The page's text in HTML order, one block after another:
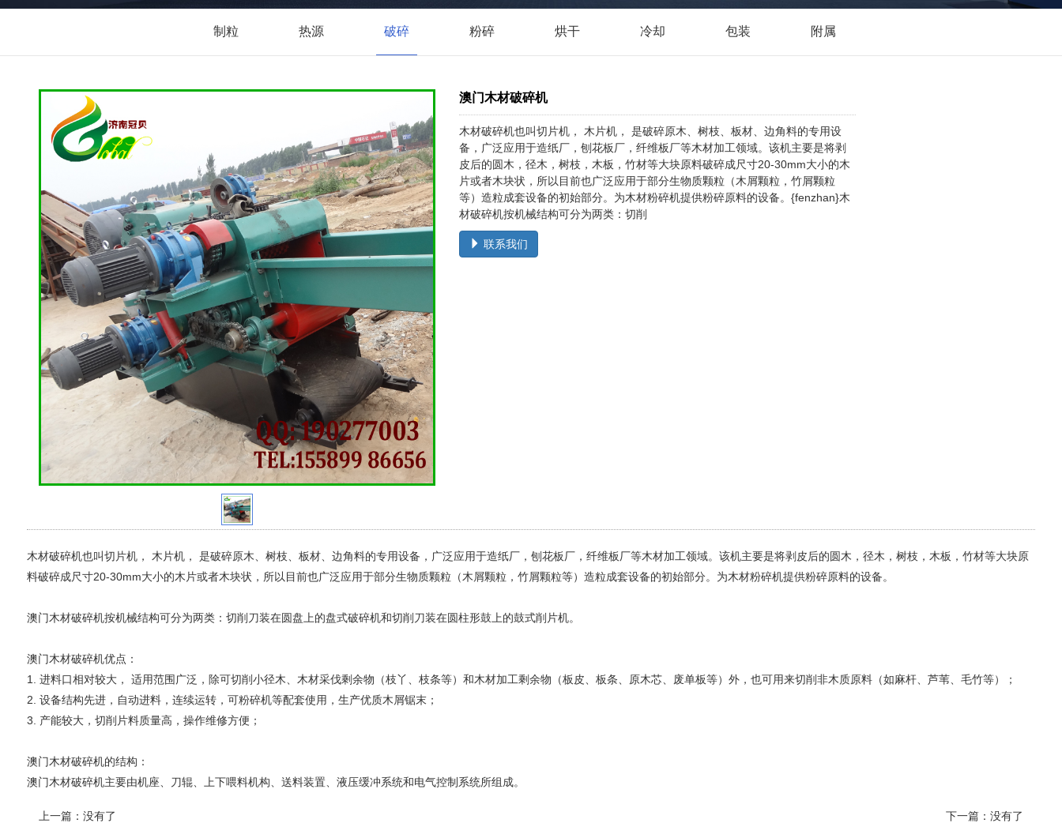
制粒 热源 破碎 粉碎 烘干 冷却 包装 附属
澳门木材破碎机
木材破碎机也叫切片机， 木片机， 是破碎原木、树枝、板材、边角料的专用设
备，广泛应用于造纸厂，刨花板厂，纤维板厂等木材加工领域。该机主要是将剥
皮后的圆木，径木，树枝，木板，竹材等大块原料破碎成尺寸20-30mm大小的木
片或者木块状，所以目前也广泛应用于部分生物质颗粒（木屑颗粒，竹屑颗粒
等）造粒成套设备的初始部分。为木材粉碎机提供粉碎原料的设备。{fenzhan}木
材破碎机按机械结构可分为两类：切削
联系我们
木材破碎机也叫切片机， 木片机， 是破碎原木、树枝、板材、边角料的专用设备，广泛应用于造纸厂，刨花板厂，纤维板厂等木材加工领域。该机主要是将剥皮后的圆木，径木，树枝，木板，竹材等大块原
料破碎成尺寸20-30mm大小的木片或者木块状，所以目前也广泛应用于部分生物质颗粒（木屑颗粒，竹屑颗粒等）造粒成套设备的初始部分。为木材粉碎机提供粉碎原料的设备。
澳门木材破碎机按机械结构可分为两类：切削刀装在圆盘上的盘式破碎机和切削刀装在圆柱形鼓上的鼓式削片机。
澳门木材破碎机优点：
1. 进料口相对较大， 适用范围广泛，除可切削小径木、木材采伐剩余物（枝丫、枝条等）和木材加工剩余物（板皮、板条、原木芯、废单板等）外，也可用来切削非木质原料（如麻杆、芦苇、毛竹等）；
2. 设备结构先进，自动进料，连续运转，可粉碎机等配套使用，生产优质木屑锯末；
3. 产能较大，切削片料质量高，操作维修方便；
澳门木材破碎机的结构：
澳门木材破碎机主要由机座、刀辊、上下喂料机构、送料装置、液压缓冲系统和电气控制系统所组成。
上一篇： 没有了 下一篇：没有了